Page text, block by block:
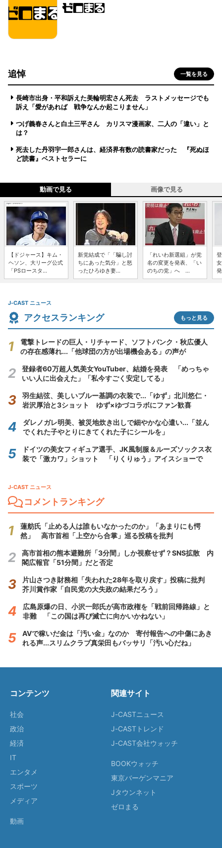
追悼 一覧を見る
長崎市出身・平和訴えた美輪明宏さん死去 ラストメッセージでも
訴え「愛があれば 戦争なんか起こりません」
つげ義春さんと白土三平さん カリスマ漫画家、二人の「違い」と
は？
死去した丹羽宇一郎さんは、経済界有数の読書家だった 『死ぬほ
ど読書』ベストセラーに
動画で見る 画像で見る
【ドジャース】キム・
ヘソン、大リーグ公式
「PSロースタ...
新党結成で「「騙し討
ちにあった気分」と怒
ったひろゆき妻...
「れいわ新選組」が党
名の変更を発表、「い
のちの党」へ ...
J-CAST ニュース
アクセスランキング もっと見る
電撃トレードの巨人・リチャード、ソフトバンク・秋広優人
の存在感薄れ...「他球団の方が出場機会ある」の声が
登録者60万超人気美女YouTuber、結婚を発表 「めっちゃ
いい人に出会えた」「私今すごく安定してる」
羽生結弦、美しいブルー基調の衣装で...「ゆず」北川悠仁・
岩沢厚治と3ショット ゆず×ゆづコラボにファン歓喜
ダレノガレ明美、被災地炊き出しで細やかな心遣い...「並ん
でくれた子やとりにきてくれた子にシールを」
ドイツの美女フィギュア選手、JK風制服＆ルーズソックス衣
装で「激カワ」ショット 「りくりゅう」アイスショーで
J-CAST ニュース
コメントランキング
蓮舫氏「止める人は誰もいなかったのか」「あまりにも愕
然」 高市首相「上空から合掌」巡る投稿を批判
高市首相の熊本避難所「3分間」しか視察せず？SNS拡散 内
閣広報官「51分間」だと否定
片山さつき財務相「失われた28年を取り戻す」投稿に批判
芥川賞作家「自民党の大失政の結果だろう」
広島原爆の日、小沢一郎氏が高市政権を「戦前回帰路線」と
非難 「この国は再び滅亡に向かいかねない」
AVで稼いだ金は「汚い金」なのか 寄付報告への中傷にあき
れる声...スリムクラブ真栄田もバッサリ「汚い心だね」
コンテンツ
社会
政治
経済
IT
エンタメ
スポーツ
メディア
動画
関連サイト
J-CASTニュース
J-CASTトレンド
J-CAST会社ウォッチ
BOOKウォッチ
東京バーゲンマニア
Jタウンネット
ゼロまる